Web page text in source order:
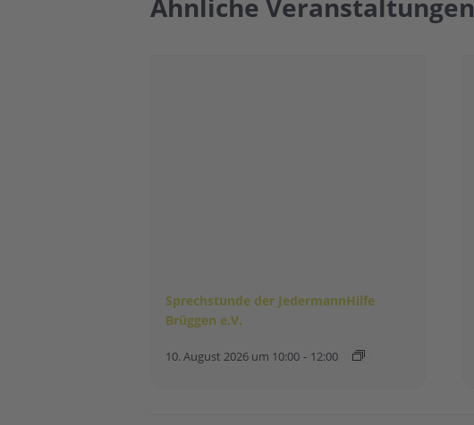
Ähnliche Veranstaltungen
Sprechstunde der JedermannHilfe
Brüggen e.V.
10. August 2026 um 10:00 - 12:00